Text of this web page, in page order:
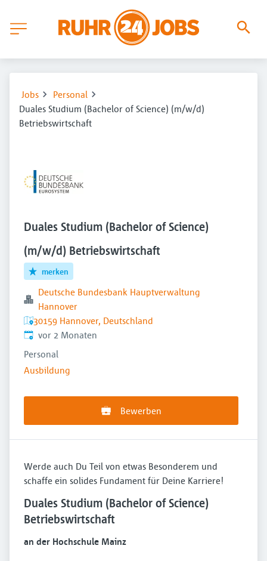
Jobs
Personal
Duales Studium (Bachelor of Science) (m/w/d)
Betriebswirtschaft
Duales Studium (Bachelor of Science)
(m/w/d) Betriebswirtschaft
merken
Deutsche Bundesbank Hauptverwaltung
Hannover
30159 Hannover, Deutschland
Veröffentlicht:
vor 2 Monaten
Personal
Ausbildung
Bewerben
Werde auch Du Teil von etwas Besonderem und
schaffe ein solides Fundament für Deine Karriere!
Duales Studium (Bachelor of Science)
Betriebswirtschaft
an der Hochschule Mainz